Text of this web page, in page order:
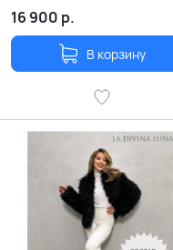
16 900 р.
В корзину